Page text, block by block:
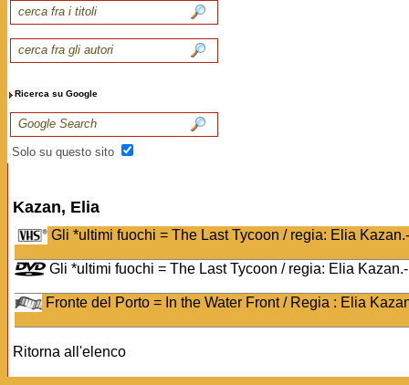
Ricerca su Google
Solo su questo sito
Kazan, Elia
Gli *ultimi fuochi = The Last Tycoon / regia: Elia
Gli *ultimi fuochi = The Last Tycoon / regia: Elia
Fronte del Porto = In the Water Front / Regia : Elia
Ritorna all'elenco